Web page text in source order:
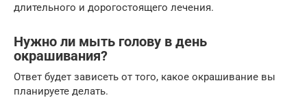
длительного и дорогостоящего лечения.
Нужно ли мыть голову в день
окрашивания?
Ответ будет зависеть от того, какое окрашивание вы
планируете делать.